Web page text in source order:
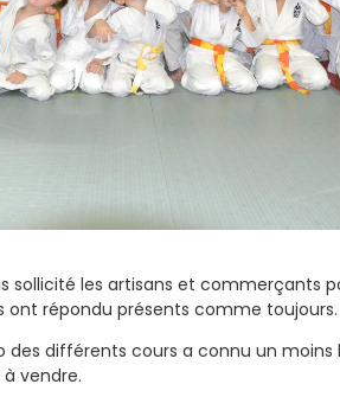
sollicité les artisans et commerçants
ont répondu présents comme toujours.
différents cours a connu un moins
vendre.